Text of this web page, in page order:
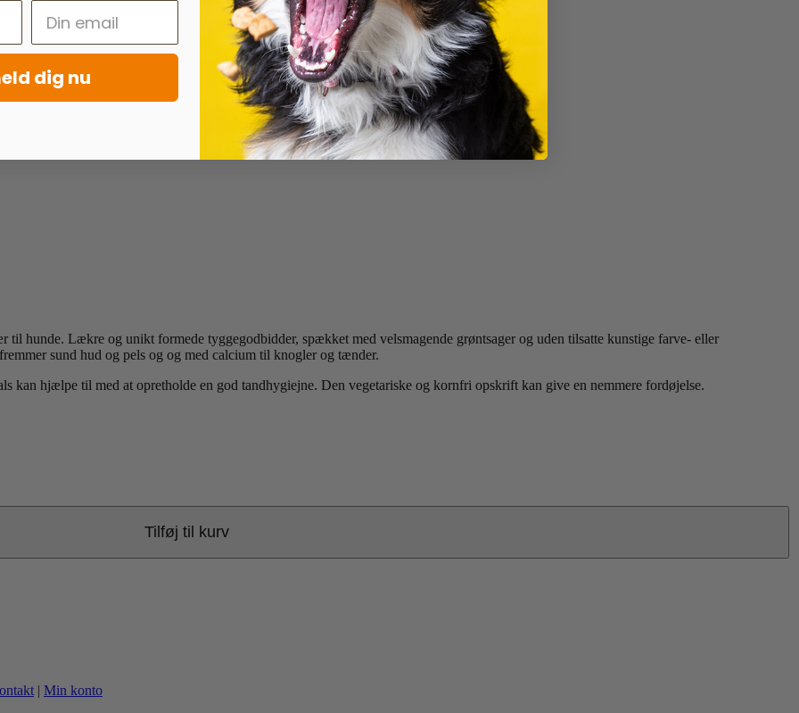
hunde. Lækre og unikt formede tyggegodbidder, spækket med velsmagende grøntsager og uden tilsatte kunstige farve- eller
sund hud og pels og og med calcium til knogler og tænder.
kan hjælpe til med at opretholde en god tandhygiejne. Den vegetariske og kornfri opskrift kan give en nemmere fordøjelse.
Tilføj til kurv
| Min konto
dig nu